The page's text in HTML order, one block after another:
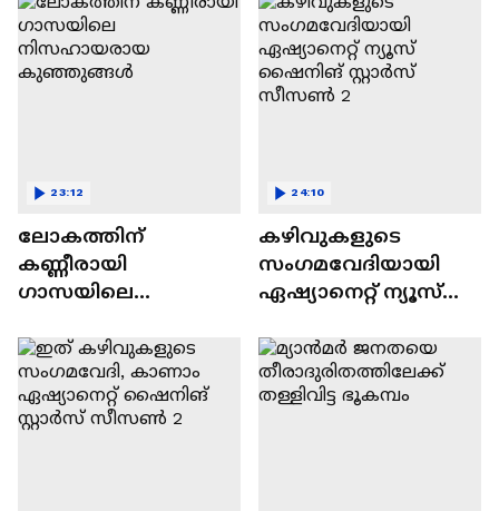
ലോകത്തിന്
കണ്ണീരായി
ഗാസയിലെ
കുഞ്ഞുങ്ങൾ
23:12
കഴിവുകളുടെ
സംഗമവേദിയായി
ഏഷ്യാനെറ്റ് ന്യൂസ്
സീസൺ 2
24:10